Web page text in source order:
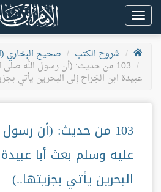
Toggle
navigation
شروح الكتب
صحيح البخاري
103 من حديث: (أن رسول الله صلى
عبيدة ابن الجَراح إلى البحرين يأتي
103 من حديث: (أن
عليه وسلم بعث أبا
البحرين يأتي بجزيتها..)